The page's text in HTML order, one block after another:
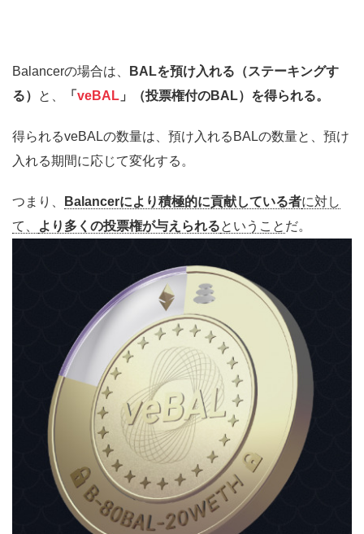
Balancerの場合は、
BALを預け入れる（ステーキングす
る）
と、 「 veBAL 」（投票権付のBAL）を得られる。
得られるveBALの数量は、預け入れるBALの数量と、預け
入れる期間に応じて変化する。
つまり、 Balancerにより積極的に貢献している者に対し
て、
より多くの投票権が与えられるということ だ。